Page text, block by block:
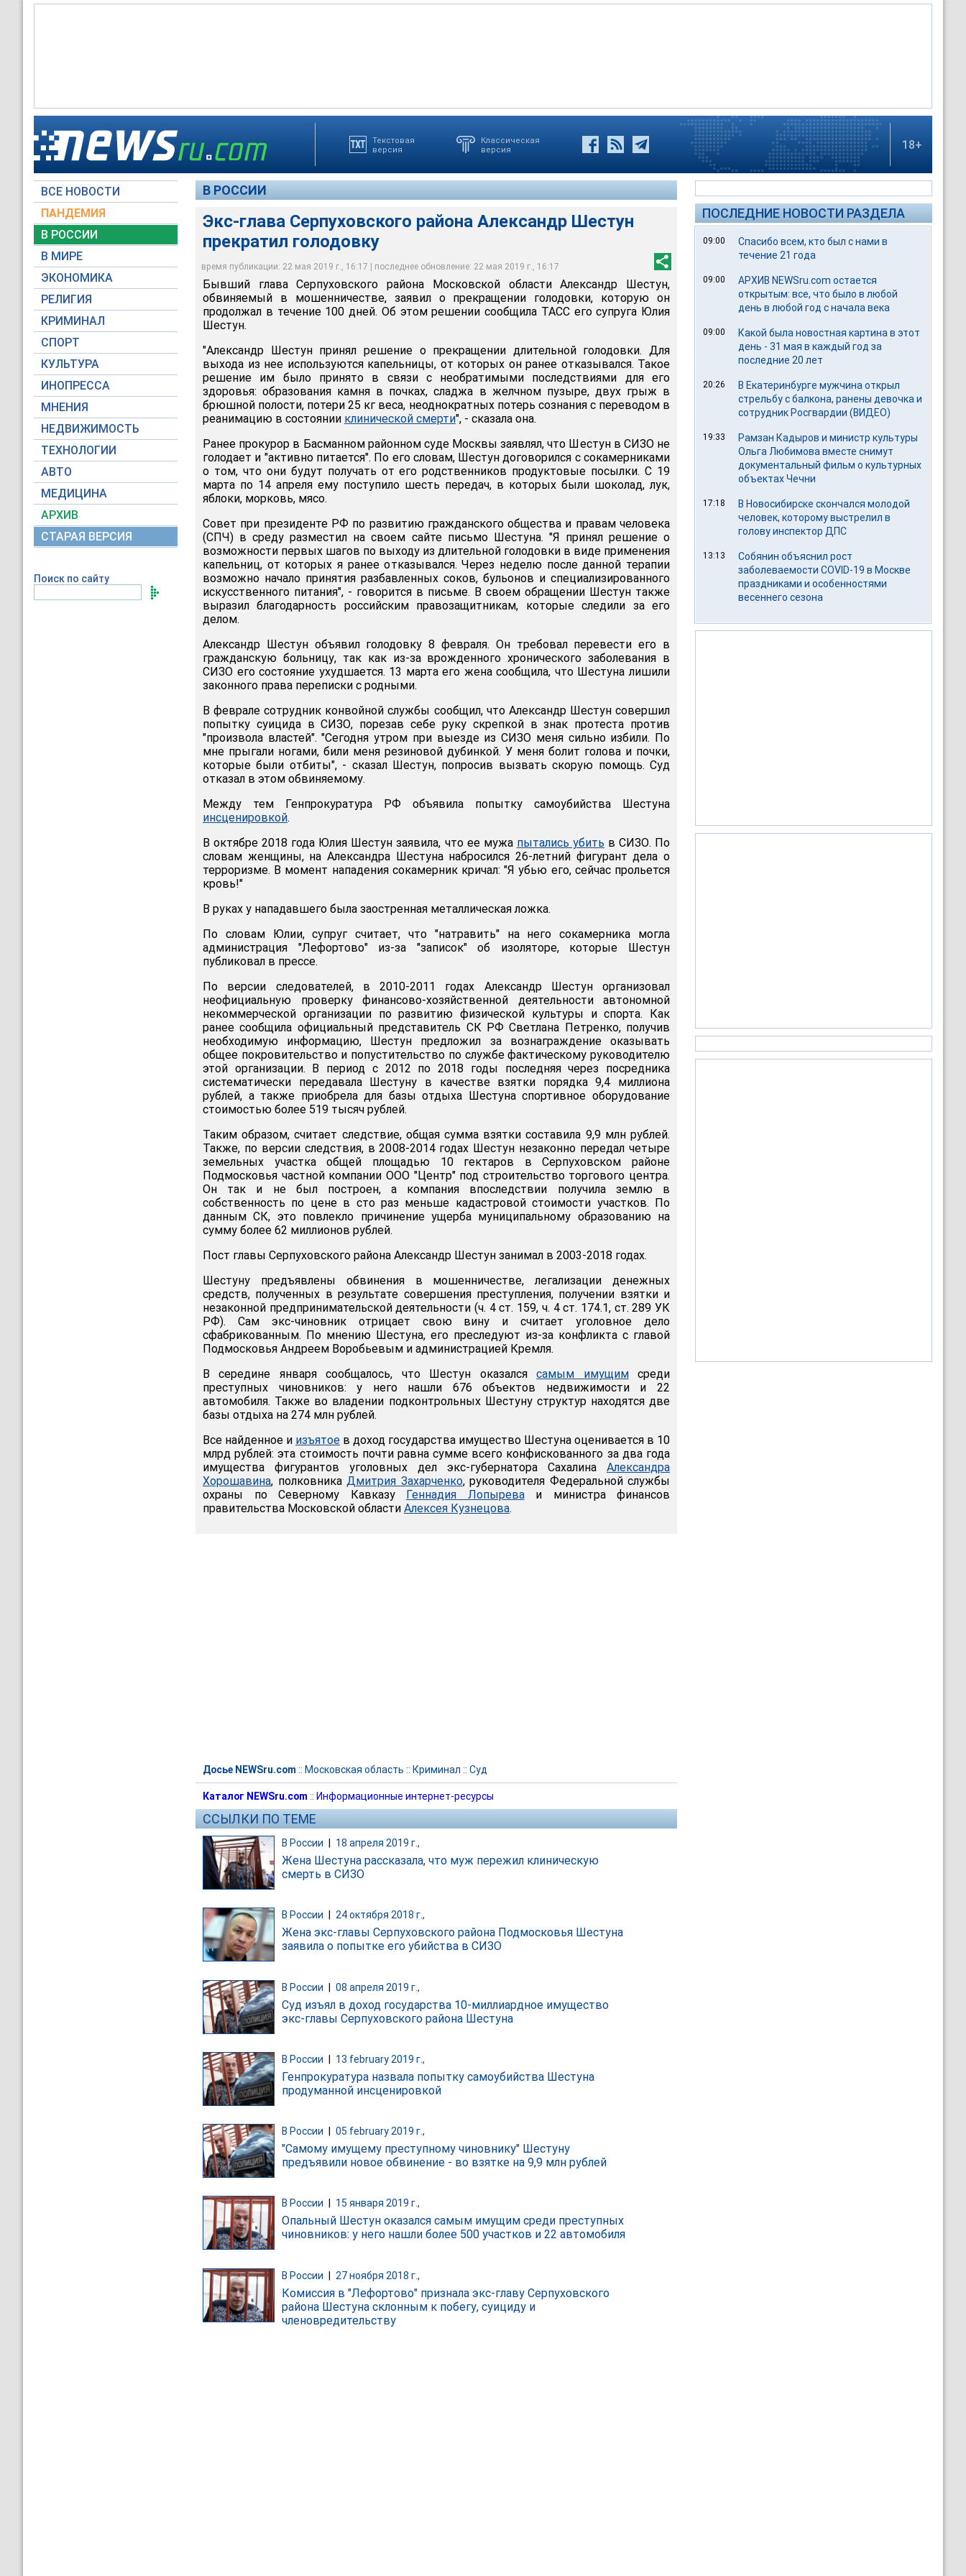
Текстовая
версия
Классическая
версия
18+
ВСЕ НОВОСТИ
ПАНДЕМИЯ
В РОССИИ
В МИРЕ
ЭКОНОМИКА
РЕЛИГИЯ
КРИМИНАЛ
СПОРТ
КУЛЬТУРА
ИНОПРЕССА
МНЕНИЯ
НЕДВИЖИМОСТЬ
ТЕХНОЛОГИИ
АВТО
МЕДИЦИНА
АРХИВ
СТАРАЯ ВЕРСИЯ
Поиск по сайту
В РОССИИ
Экс-глава Серпуховского района Александр Шестун
прекратил голодовку
время публикации: 22 мая 2019 г., 16:17 | последнее обновление: 22 мая 2019 г., 16:17
Бывший глава Серпуховского района Московской области Александр Шестун,
обвиняемый в мошенничестве, заявил о прекращении голодовки, которую он
продолжал в течение 100 дней. Об этом решении сообщила ТАСС его супруга Юлия
Шестун.
"Александр Шестун принял решение о прекращении длительной голодовки. Для
выхода из нее используются капельницы, от которых он ранее отказывался. Такое
решение им было принято в связи с необратимыми последствиями для его
здоровья: образования камня в почках, сладжа в желчном пузыре, двух грыж в
брюшной полости, потери 25 кг веса, неоднократных потерь сознания с переводом в
реанимацию в состоянии клинической смерти", - сказала она.
Ранее прокурор в Басманном районном суде Москвы заявлял, что Шестун в СИЗО не
голодает и "активно питается". По его словам, Шестун договорился с сокамерниками
о том, что они будут получать от его родственников продуктовые посылки. С 19
марта по 14 апреля ему поступило шесть передач, в которых были шоколад, лук,
яблоки, морковь, мясо.
Совет при президенте РФ по развитию гражданского общества и правам человека
(СПЧ) в среду разместил на своем сайте письмо Шестуна. "Я принял решение о
возможности первых шагов по выходу из длительной голодовки в виде применения
капельниц, от которых я ранее отказывался. Через неделю после данной терапии
возможно начало принятия разбавленных соков, бульонов и специализированного
искусственного питания", - говорится в письме. В своем обращении Шестун также
выразил благодарность российским правозащитникам, которые следили за его
делом.
Александр Шестун объявил голодовку 8 февраля. Он требовал перевести его в
гражданскую больницу, так как из-за врожденного хронического заболевания в
СИЗО его состояние ухудшается. 13 марта его жена сообщила, что Шестуна лишили
законного права переписки с родными.
В феврале сотрудник конвойной службы сообщил, что Александр Шестун совершил
попытку суицида в СИЗО, порезав себе руку скрепкой в знак протеста против
"произвола властей". "Сегодня утром при выезде из СИЗО меня сильно избили. По
мне прыгали ногами, били меня резиновой дубинкой. У меня болит голова и почки,
которые были отбиты", - сказал Шестун, попросив вызвать скорую помощь. Суд
отказал в этом обвиняемому.
Между тем Генпрокуратура РФ объявила попытку самоубийства Шестуна
инсценировкой.
В октябре 2018 года Юлия Шестун заявила, что ее мужа пытались убить в СИЗО. По
словам женщины, на Александра Шестуна набросился 26-летний фигурант дела о
терроризме. В момент нападения сокамерник кричал: "Я убью его, сейчас прольется
кровь!"
В руках у нападавшего была заостренная металлическая ложка.
По словам Юлии, супруг считает, что "натравить" на него сокамерника могла
администрация "Лефортово" из-за "записок" об изоляторе, которые Шестун
публиковал в прессе.
По версии следователей, в 2010-2011 годах Александр Шестун организовал
неофициальную проверку финансово-хозяйственной деятельности автономной
некоммерческой организации по развитию физической культуры и спорта. Как
ранее сообщила официальный представитель СК РФ Светлана Петренко, получив
необходимую информацию, Шестун предложил за вознаграждение оказывать
общее покровительство и попустительство по службе фактическому руководителю
этой организации. В период с 2012 по 2018 годы последняя через посредника
систематически передавала Шестуну в качестве взятки порядка 9,4 миллиона
рублей, а также приобрела для базы отдыха Шестуна спортивное оборудование
стоимостью более 519 тысяч рублей.
Таким образом, считает следствие, общая сумма взятки составила 9,9 млн рублей.
Также, по версии следствия, в 2008-2014 годах Шестун незаконно передал четыре
земельных участка общей площадью 10 гектаров в Серпуховском районе
Подмосковья частной компании ООО "Центр" под строительство торгового центра.
Он так и не был построен, а компания впоследствии получила землю в
собственность по цене в сто раз меньше кадастровой стоимости участков. По
данным СК, это повлекло причинение ущерба муниципальному образованию на
сумму более 62 миллионов рублей.
Пост главы Серпуховского района Александр Шестун занимал в 2003-2018 годах.
Шестуну предъявлены обвинения в мошенничестве, легализации денежных
средств, полученных в результате совершения преступления, получении взятки и
незаконной предпринимательской деятельности (ч. 4 ст. 159, ч. 4 ст. 174.1, ст. 289 УК
РФ). Сам экс-чиновник отрицает свою вину и считает уголовное дело
сфабрикованным. По мнению Шестуна, его преследуют из-за конфликта с главой
Подмосковья Андреем Воробьевым и администрацией Кремля.
В середине января сообщалось, что Шестун оказалсясамым имущимсреди
преступных чиновников: у него нашли 676 объектов недвижимости и 22
автомобиля. Также во владении подконтрольных Шестуну структур находятся две
базы отдыха на 274 млн рублей.
Все найденное и изъятое в доход государства имущество Шестуна оценивается в 10
млрд рублей: эта стоимость почти равна сумме всего конфискованного за два года
имущества фигурантов уголовных дел экс-губернатора Сахалина Александра
Хорошавина, полковника Дмитрия Захарченко, руководителя Федеральной службы
охраны по Северному Кавказу Геннадия Лопыреваи министра финансов
правительства Московской области Алексея Кузнецова.
Досье NEWSru.com :: Московская область :: Криминал :: Суд
Каталог NEWSru.com :: Информационные интернет-ресурсы
ССЫЛКИ ПО ТЕМЕ
В России 18 апреля 2019 г.,
Жена Шестуна рассказала, что муж пережил клиническую
смерть в СИЗО
В России 24 октября 2018 г.,
Жена экс-главы Серпуховского района Подмосковья Шестуна
заявила о попытке его убийства в СИЗО
В России | 08 апреля 2019 г.,
Суд изъял в доход государства 10-миллиардное имущество
экс-главы Серпуховского района Шестуна
В России 13 february 2019 г.,
Генпрокуратура назвала попытку самоубийства Шестуна
продуманной инсценировкой
В России 05 february 2019 г.,
"Самому имущему преступному чиновнику" Шестуну
предъявили новое обвинение - во взятке на 9,9 млн рублей
В России 15 января 2019 г.,
Опальный Шестун оказался самым имущим среди преступных
чиновников: у него нашли более 500 участков и 22 автомобиля
В России | 27 ноября 2018 г.,
Комиссия в "Лефортово" признала экс-главу Серпуховского
района Шестуна склонным к побегу, суициду и
членовредительству
ПОСЛЕДНИЕ НОВОСТИ РАЗДЕЛА
09:00
Спасибо всем, кто был с нами в
течение 21 года
09:00
АРХИВ NEWSru.com остается
открытым: все, что было в любой
день в любой год с начала века
09:00
Какой была новостная картина в этот
день - 31 мая в каждый год за
последние 20 лет
20:26
В Екатеринбурге мужчина открыл
стрельбу с балкона, ранены девочка и
сотрудник Росгвардии (ВИДЕО)
19:33
Рамзан Кадыров и министр культуры
Ольга Любимова вместе снимут
документальный фильм о культурных
объектах Чечни
17:18
В Новосибирске скончался молодой
человек, которому выстрелил в
голову инспектор ДПС
13:13
Собянин объяснил рост
заболеваемости COVID-19 в Москве
праздниками и особенностями
весеннего сезона